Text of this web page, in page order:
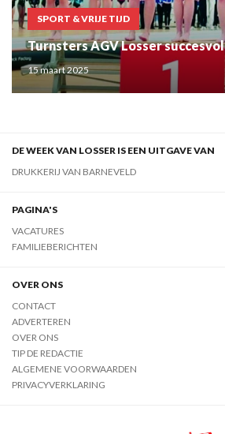
SPORT & VRIJE TIJD
Turnsters AGV Losser succesvol
15 maart 2025
DE WEEK VAN LOSSER IS EEN UITGAVE VAN
DRUKKERIJ VAN BARNEVELD
PAGINA'S
VACATURES
FAMILIEBERICHTEN
OVER ONS
CONTACT
ADVERTEREN
OVER ONS
TIP DE REDACTIE
ALGEMENE VOORWAARDEN
PRIVACYVERKLARING